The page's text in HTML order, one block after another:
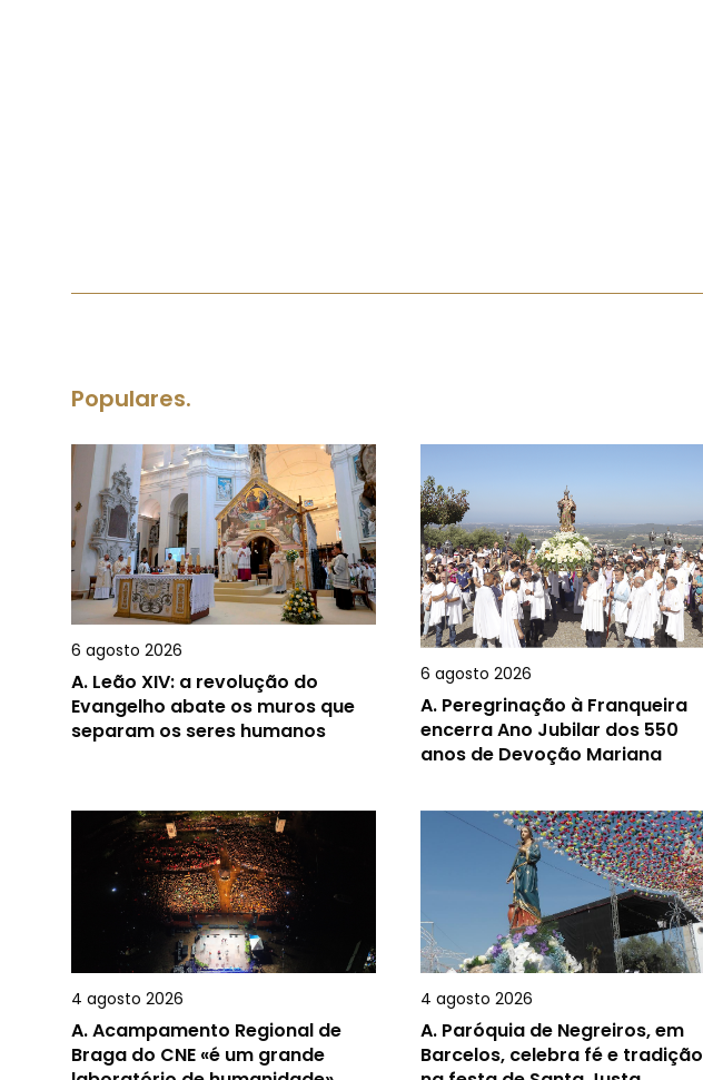
Populares.
6 agosto 2026
A. Leão XIV: a revolução do
Evangelho abate os muros que
separam os seres humanos
6 agosto 2026
A. Peregrinação à Franqueira
encerra Ano Jubilar dos 550
anos de Devoção Mariana
4 agosto 2026
A.Acampamento Regional de
Braga do CNE «é um grande
4 agosto 2026
A. Paróquia de Negreiros, em
Barcelos, celebra fé e tradição